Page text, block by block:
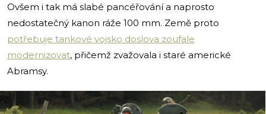
Ovšem i tak má slabé pancéřování a naprosto
nedostatečný kanon ráže 100 mm. Země proto
potřebuje tankové vojsko doslova zoufale
modernizovat, přičemž zvažovala i staré americké
Abramsy.